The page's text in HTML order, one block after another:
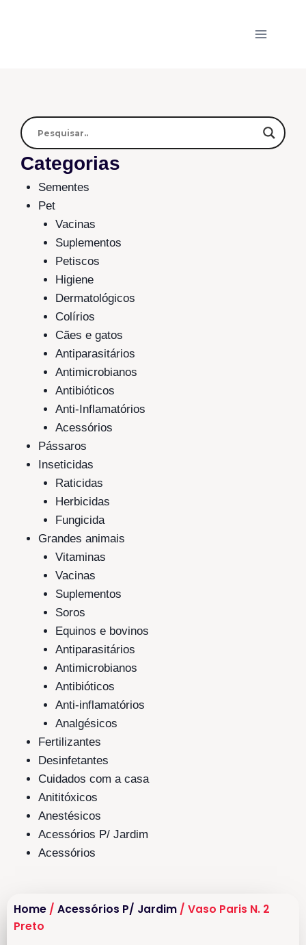
Categorias
Sementes
Pet
Vacinas
Suplementos
Petiscos
Higiene
Dermatológicos
Colírios
Cães e gatos
Antiparasitários
Antimicrobianos
Antibióticos
Anti-Inflamatórios
Acessórios
Pássaros
Inseticidas
Raticidas
Herbicidas
Fungicida
Grandes animais
Vitaminas
Vacinas
Suplementos
Soros
Equinos e bovinos
Antiparasitários
Antimicrobianos
Antibióticos
Anti-inflamatórios
Analgésicos
Fertilizantes
Desinfetantes
Cuidados com a casa
Anititóxicos
Anestésicos
Acessórios P/ Jardim
Acessórios
Home / Acessórios P/ Jardim / Vaso Paris N. 2
Preto